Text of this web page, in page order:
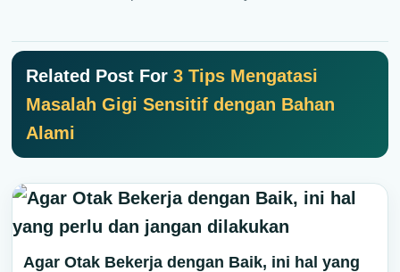
Related Post For3 Tips Mengatasi
Masalah Gigi Sensitif dengan Bahan
Alami
Agar Otak Bekerja dengan Baik, ini hal yang